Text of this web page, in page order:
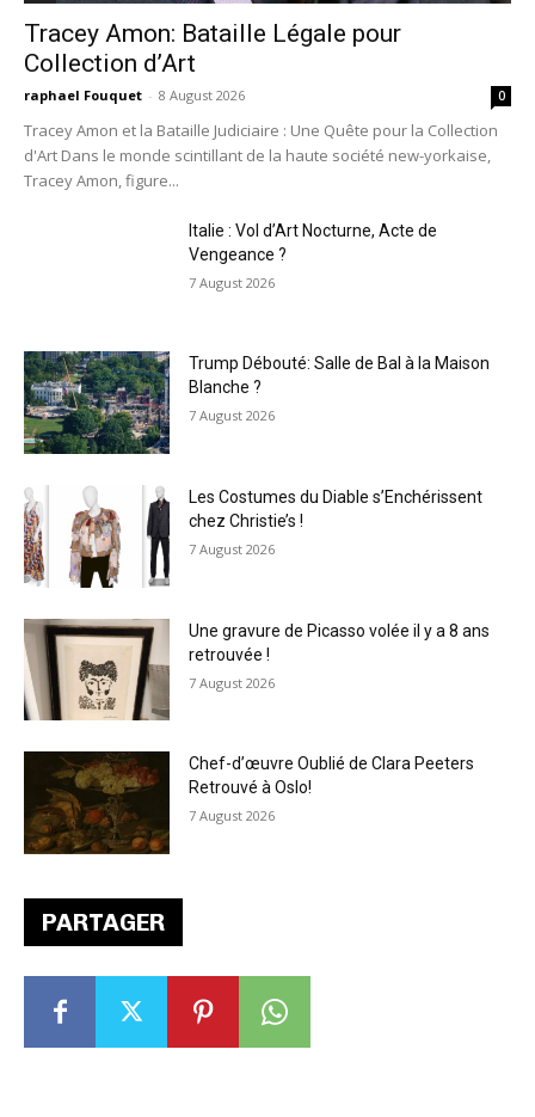
PARTAGER
Tracey Amon: Bataille Légale pour
Collection d’Art
raphael Fouquet - 8 August 2026 0
Tracey Amon et la Bataille Judiciaire : Une Quête pour la Collection
d'Art Dans le monde scintillant de la haute société new-yorkaise,
Tracey Amon, figure...
Italie : Vol d’Art Nocturne, Acte de
Vengeance ?
7 August 2026
Trump Débouté: Salle de Bal à la Maison
Blanche ?
7 August 2026
Les Costumes du Diable s’Enchérissent
chez Christie’s !
7 August 2026
Une gravure de Picasso volée il y a 8 ans
retrouvée !
7 August 2026
Chef-d’œuvre Oublié de Clara Peeters
Retrouvé à Oslo!
7 August 2026